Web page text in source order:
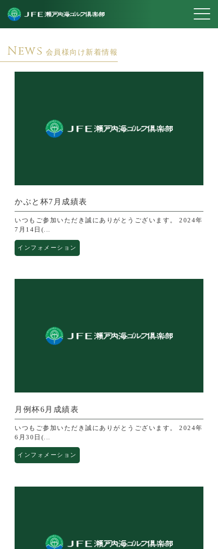
News 会員様向け新着情報
かぶと杯7月成績表
いつもご参加いただき誠にありがとうございます。 2024年
7月14日(...
インフォメーション
月例杯6月成績表
いつもご参加いただき誠にありがとうございます。 2024年
6月30日(...
インフォメーション